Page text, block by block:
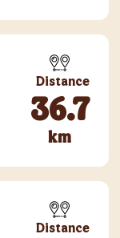
Distance
36.7
km
Distance